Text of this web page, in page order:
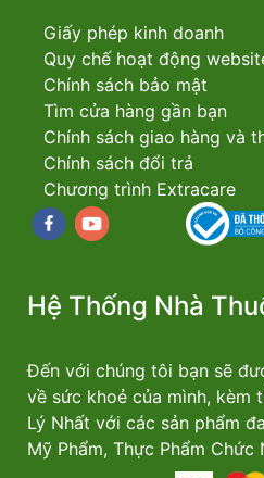
Giấy phép kinh doanh
Quy chế hoạt động
Chính sách bảo mật
Tìm cửa hàng gần bạn
Chính sách giao hàng và
Chính sách đổi trả
Chương trình Extracare
Facebookyoutube
Hệ Thống Nhà
Đến với chúng tôi bạn sẽ
về sức khoẻ của mình, kèm
Lý Nhất với các sản phẩm
Mỹ Phẩm, Thực Phẩm Chức